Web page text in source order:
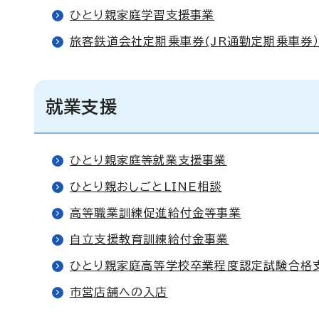
ひとり親家庭学習支援事業
旅客鉄道会社定期乗車券(JR通勤定期乗車券）
就業支援
ひとり親家庭等就業支援事業
ひとり親おしごとLINE相談
高等職業訓練促進給付金等事業
自立支援教育訓練給付金事業
ひとり親家庭高等学校卒業程度認定試験合格
市営店舗への入店